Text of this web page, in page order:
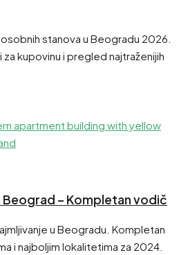
stanova u Beogradu 2026.
kupovinu i pregled najtraženijih
Beograd – Kompletan vodič
u Beogradu. Kompletan
i najboljim lokalitetima za 2024.